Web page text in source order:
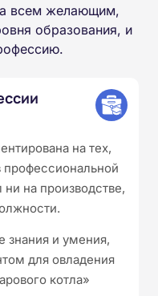
всем желающим,
образования, и
на тех,
профессиональной
на производстве,
знания и умения,
для овладения
котла»